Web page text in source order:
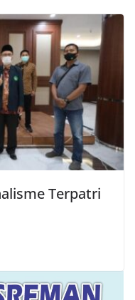
Terpatri